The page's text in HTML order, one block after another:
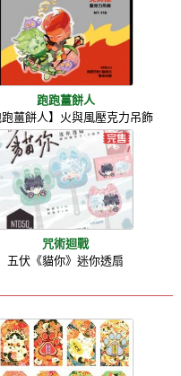
跑跑薑餅人
跑薑餅人】火與風壓克力吊飾
咒術迴戰
五伏《貓你》迷你透扇